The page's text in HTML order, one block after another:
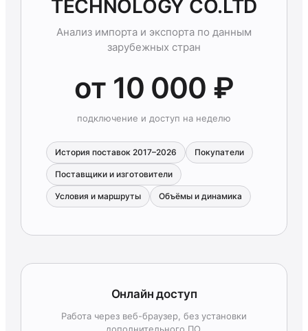
TECHNOLOGY CO.LTD
Анализ импорта и экспорта по данным
зарубежных стран
от 10 000 ₽
подключение и доступ на неделю
История поставок 2017–2026 Покупатели
Поставщики и изготовители
Условия и маршруты Объёмы и динамика
Онлайн доступ
Работа через веб-браузер, без установки